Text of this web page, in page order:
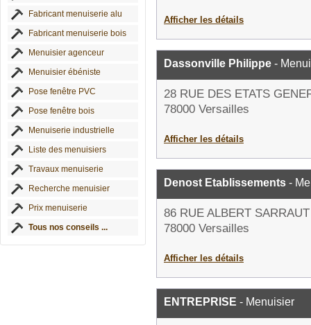
Fabricant menuiserie alu
Fabricant menuiserie bois
Menuisier agenceur
Menuisier ébéniste
Pose fenêtre PVC
Pose fenêtre bois
Menuiserie industrielle
Liste des menuisiers
Travaux menuiserie
Recherche menuisier
Prix menuiserie
Tous nos conseils ...
Afficher les détails
Dassonville Philippe -
28 RUE DES ETATS
78000 Versailles
Afficher les détails
Denost Etablissements -
86 RUE ALBERT SARRAUT
78000 Versailles
Afficher les détails
ENTREPRISE - Menuisier